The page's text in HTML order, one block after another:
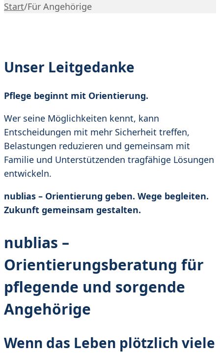
Start/Für Angehörige
Unser Leitgedanke
Pflege beginnt mit Orientierung.
Wer seine Möglichkeiten kennt, kann
Entscheidungen mit mehr Sicherheit treffen,
Belastungen reduzieren und gemeinsam mit
Familie und Unterstützenden tragfähige Lösungen
entwickeln.
nublias – Orientierung geben. Wege begleiten.
Zukunft gemeinsam gestalten.
nublias –
Orientierungsberatung für
pflegende und sorgende
Angehörige
Wenn das Leben plötzlich viele